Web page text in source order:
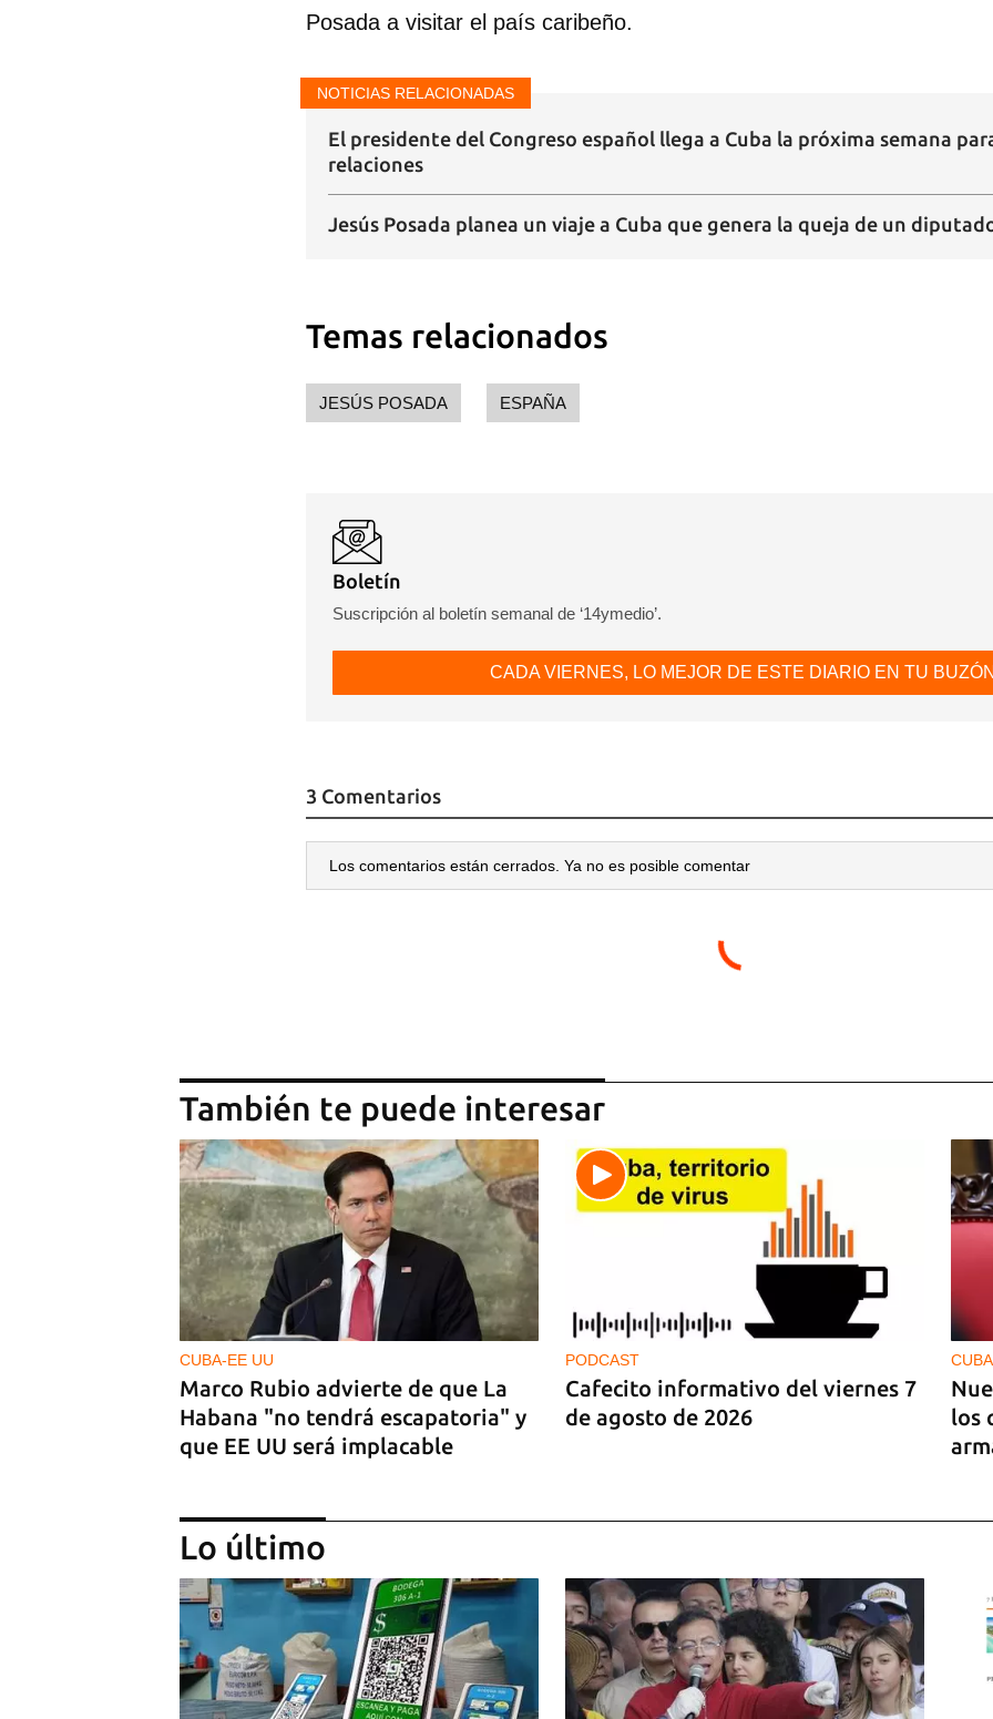
Para poder guardar como favorito, primero has de iniciar sesión
Posada a visitar el país caribeño.
NOTICIAS RELACIONADAS
El presidente del Congreso español llega a Cuba la próxima semana
relaciones
Jesús Posada planea un viaje a Cuba que genera la queja de un
Temas relacionados
JESÚS POSADA ESPAÑA
Boletín
Suscripción al boletín semanal de ‘14ymedio’.
CADA VIERNES, LO MEJOR DE ESTE DIARIO EN TU
3 Comentarios
Los comentarios están cerrados. Ya no es posible comentar
También te puede interesar
CUBA-EE UU
Marco Rubio advierte de que La
Habana "no tendrá escapatoria" y
que EE UU será implacable
PODCAST
Cafecito informativo del viernes 7
de agosto de 2026
CUBA
los
MASONES
Lo último